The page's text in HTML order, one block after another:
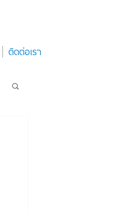
ติดต่อเรา